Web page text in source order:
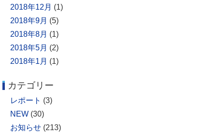
2018年12月 (1)
2018年9月 (5)
2018年8月 (1)
2018年5月 (2)
2018年1月 (1)
カテゴリー
レポート (3)
NEW (30)
お知らせ (213)